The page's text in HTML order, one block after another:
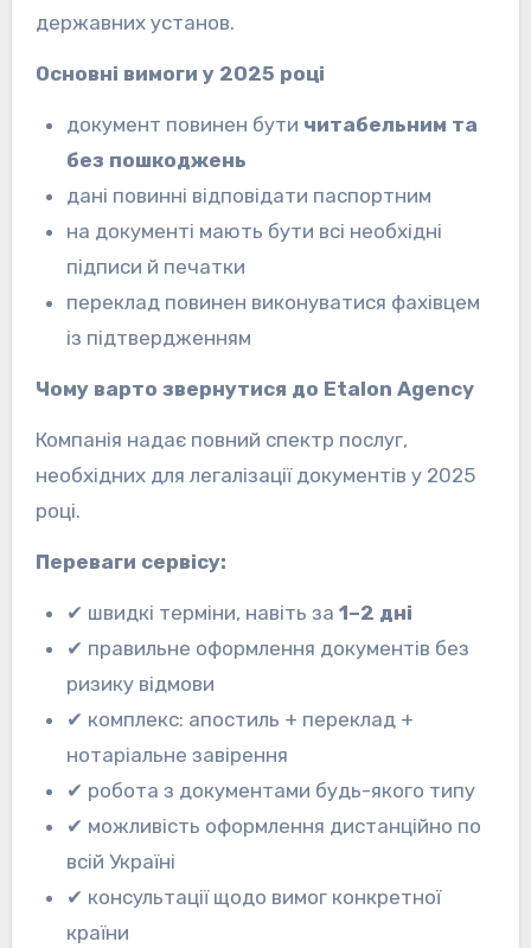
державних установ.
Основні вимоги у 2025 році
документ повинен бути читабельним та
без пошкоджень
дані повинні відповідати паспортним
на документі мають бути всі необхідні
підписи й печатки
переклад повинен виконуватися фахівцем
із підтвердженням
Чому варто звернутися до Etalon Agency
Компанія надає повний спектр послуг,
необхідних для легалізації документів у 2025
році.
Переваги сервісу:
✔ швидкі терміни, навіть за 1–2 дні
✔ правильне оформлення документів без
ризику відмови
✔ комплекс: апостиль + переклад +
нотаріальне завірення
✔ робота з документами будь-якого типу
✔ можливість оформлення дистанційно по
всій Україні
✔ консультації щодо вимог конкретної
країни